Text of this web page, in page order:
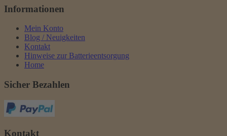
Informationen
Mein Konto
Blog / Neuigkeiten
Kontakt
Hinweise zur Batterieentsorgung
Home
Sicher Bezahlen
Kontakt